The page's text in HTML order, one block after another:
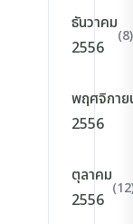
ธันวาคม
2556
(8)
พฤศจิกาย
2556
ตุลาคม
2556